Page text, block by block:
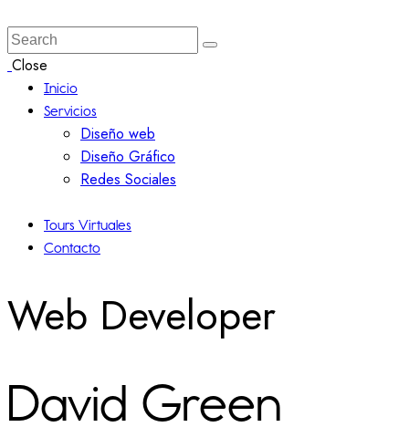
Close
Inicio
Servicios
Diseño web
Diseño Gráfico
Redes Sociales
Tours Virtuales
Contacto
Web Developer
David Green